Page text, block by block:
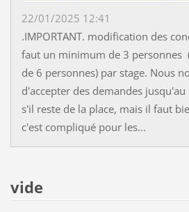
22/01/2025 12:41
.IMPORTANT. modification des
faut un minimum de 3 personnes
de 6 personnes) par stage. Nous
d'accepter des demandes
s'il reste de la place, mais il faut
c'est compliqué pour les...
vide